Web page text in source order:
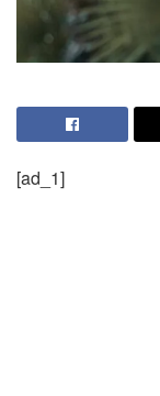
[ad_1]